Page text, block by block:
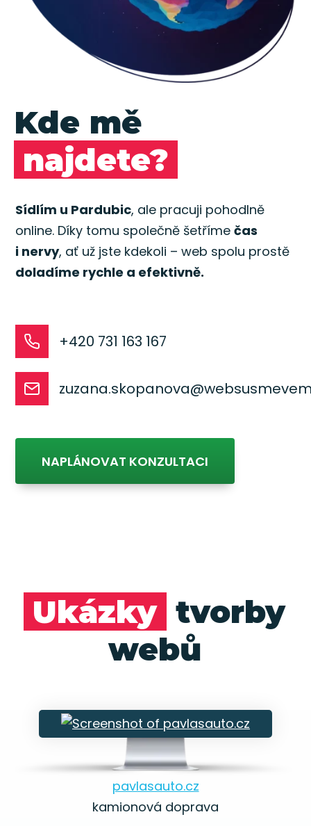
Kde mě
najdete?
Sídlím u Pardubic, ale pracuji pohodlně
online. Díky tomu společně šetřímečas
i nervy, ať už jste kdekoli – web spolu prostě
doladíme rychle a efektivně.
+420 731 163 167
NAPLÁNOVAT KONZULTACI
Ukázky tvorby
webů
pavlasauto.cz
kamionová doprava